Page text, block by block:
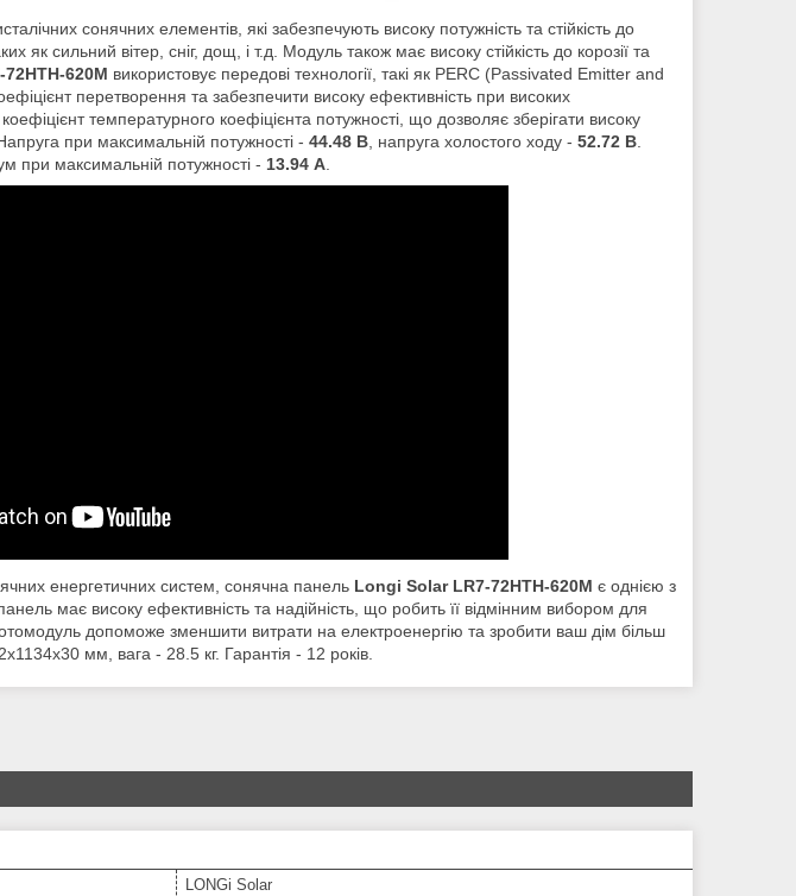
сонячних елементів, які забезпечують високу потужність та стійкість до
як сильний вітер, сніг, дощ, і т.д. Модуль також має високу стійкість до корозії та
72HTH-620M використовує передові технології, такі як PERC (Passivated Emitter and
перетворення та забезпечити високу ефективність при високих
температурного коефіцієнта потужності, що дозволяє зберігати високу
при максимальній потужності - 44.48 В, напруга холостого ходу - 52.72 В.
при максимальній потужності - 13.94 А.
енергетичних систем, сонячна панель Longi Solar LR7-72HTH-620M є однією з
має високу ефективність та надійність, що робить її відмінним вибором для
допоможе зменшити витрати на електроенергію та зробити ваш дім більш
мм, вага - 28.5 кг. Гарантія - 12 років.
LONGi Solar